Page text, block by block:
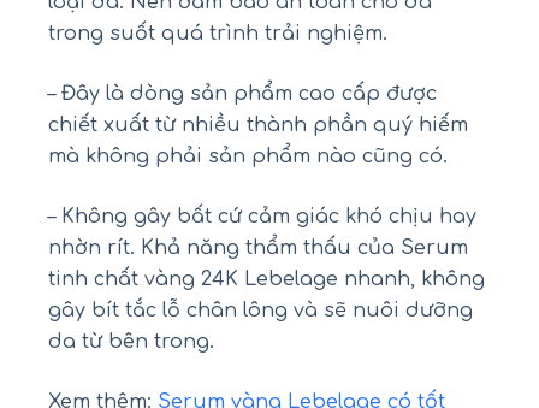
trong suốt quá trình trải nghiệm.
– Đây là dòng sản phẩm cao cấp được
chiết xuất từ nhiều thành phần quý hiếm
mà không phải sản phẩm nào cũng có.
– Không gây bất cứ cảm giác khó chịu hay
nhờn rít. Khả năng thẩm thấu của Serum
tinh chất vàng 24K Lebelage nhanh, không
gây bít tắc lỗ chân lông và sẽ nuôi dưỡng
da từ bên trong.
Xem thêm: Serum vàng Lebelage có tốt